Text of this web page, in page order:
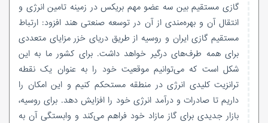
گازی مستقیم بین سه عضو مهم بریکس در زمینه تامین انرژی و
انتقال آن و بهره‌مندی از آن در توسعه صنعتی هند افزود: ارتباط
مستقیم گازی ایران و روسیه از طریق دریای خزر مزایای متعددی
برای همه طرف‌های درگیر خواهد داشت. برای کشور ما به این
شکل است که می‌توانیم موقعیت خود را به عنوان یک نقطه
ترانزیت کلیدی انرژی در منطقه مستحکم کنیم و این امکان را
داریم تا صادرات و درآمد انرژی خود را افزایش دهد. برای روسیه،
بازار جدیدی برای گاز مازاد خود فراهم می‌کند و وابستگی آن به